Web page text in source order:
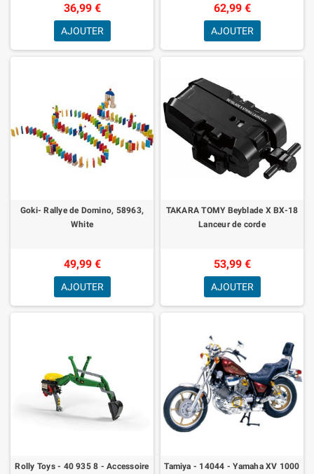
36,99 €
AJOUTER
62,99 €
AJOUTER
Goki- Rallye de Domino, 58963,
White
49,99 €
AJOUTER
TAKARA TOMY Beyblade X BX-18
Lanceur de corde
53,99 €
AJOUTER
Rolly Toys - 40 935 8 - Accessoire
Tamiya - 14044 - Yamaha XV 1000